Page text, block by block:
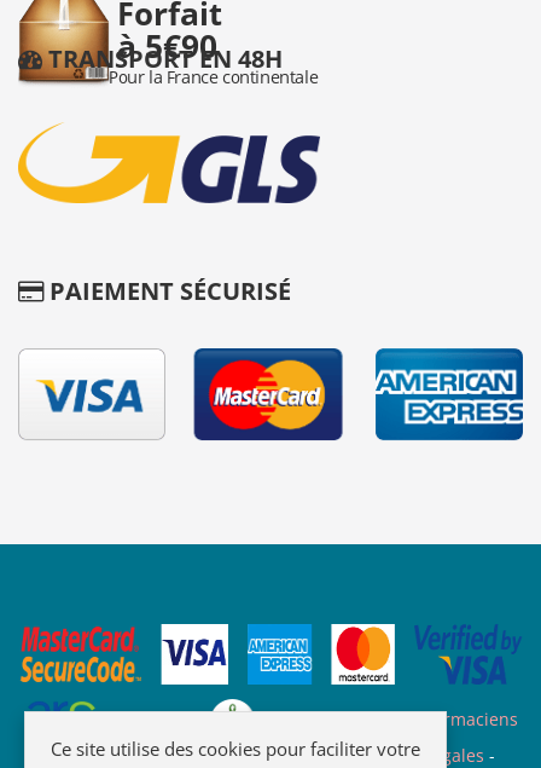
TRANSPORT EN 48H
PAIEMENT SÉCURISÉ
Site de l'ordre des pharmaciens
Plan du site-Qui sommes nous-Informations légales -
Ce site utilise des cookies pour faciliter votre